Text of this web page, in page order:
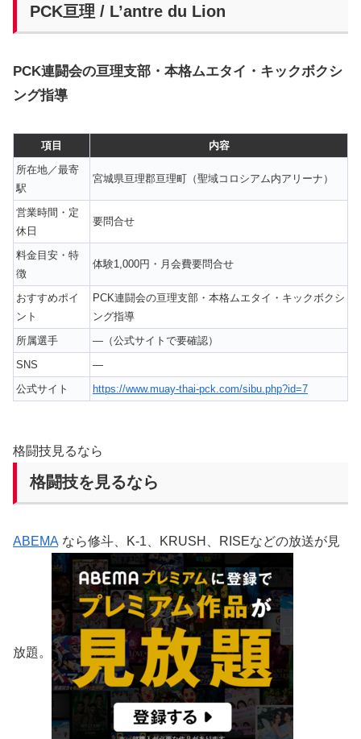
PCK亘理 / L’antre du Lion
PCK連闘会の亘理支部・本格ムエタイ・キックボクシ
ング指導
項目
内容
所在地／最寄
駅
宮城県亘理郡亘理町（聖域コロシアム内アリーナ）
営業時間・定
休日
要問合せ
料金目安・特
徴
体験1,000円・月会費要問合せ
おすすめポイ
ント
PCK連闘会の亘理支部・本格ムエタイ・キックボクシ
ング指導
所属選手
—（公式サイトで要確認）
SNS
—
公式サイト
https://www.muay-thai-pck.com/sibu.php?id=7
格闘技見るなら
格闘技を見るなら
ABEMA なら修斗、K-1、KRUSH、RISEなどの放送が見
放題。